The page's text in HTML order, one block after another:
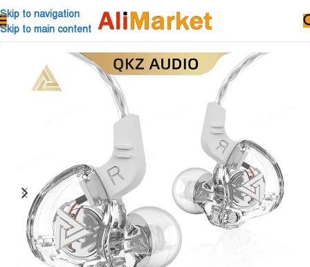
Skip to navigation
Skip to main content